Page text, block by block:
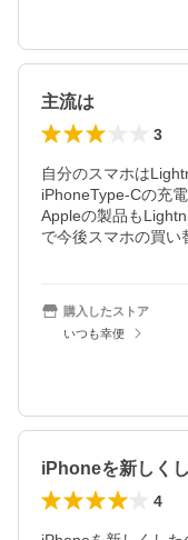
主流は
3
自分のスマホは
iPhoneType-Cの充
Appleの製品も
で今後スマホの買い
購入したストア
いつも幸便
iPhoneを新しく
4